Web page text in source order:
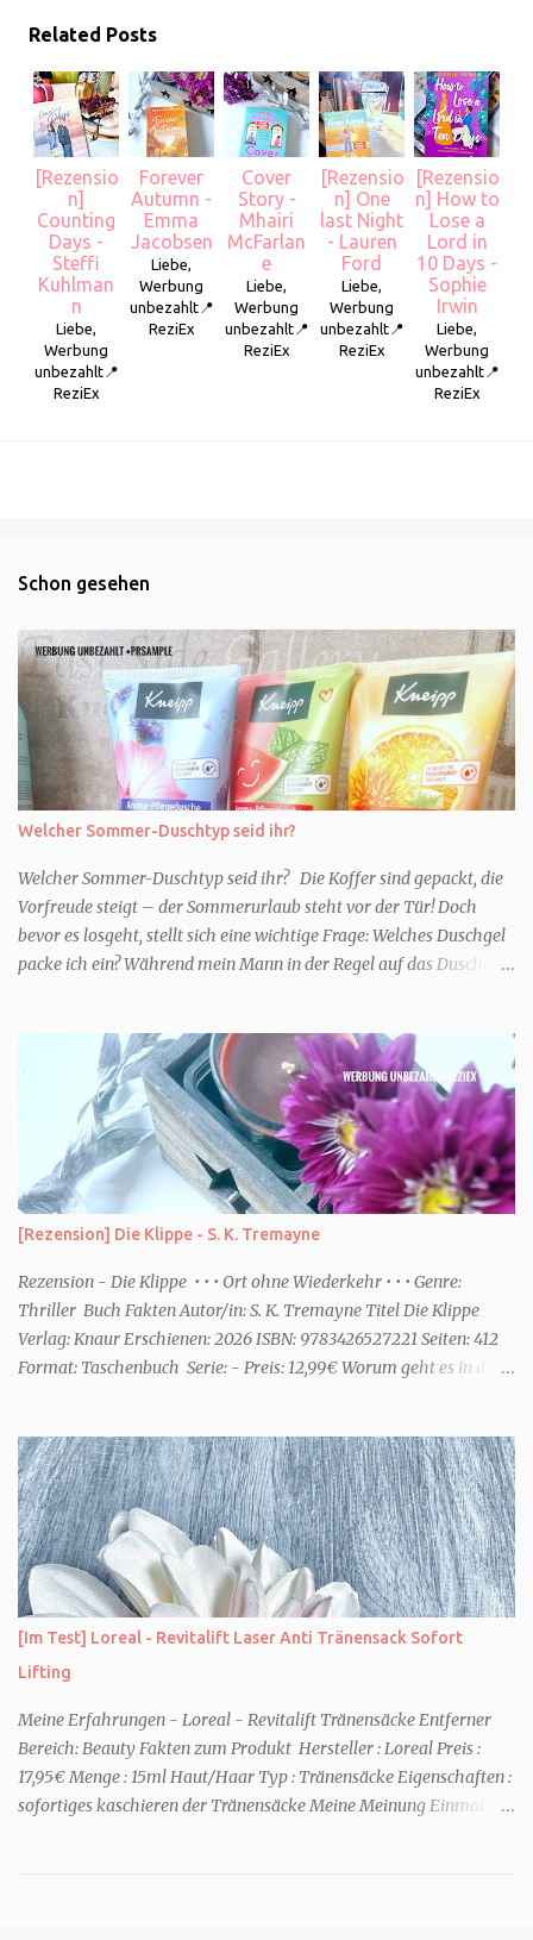
Related Posts
[Rezensio
n]
Counting
Days -
Steffi
Kuhlman
n
Liebe,
Werbung
unbezahlt📍
ReziEx
Forever
Autumn -
Emma
Jacobsen
Liebe,
Werbung
unbezahlt📍
ReziEx
Cover
Story -
Mhairi
McFarlan
e
Liebe,
Werbung
unbezahlt📍
ReziEx
[Rezensio
n] One
last Night
- Lauren
Ford
Liebe,
Werbung
unbezahlt📍
ReziEx
[Rezensio
n] How to
Lose a
Lord in
10 Days -
Sophie
Irwin
Liebe,
Werbung
unbezahlt📍
ReziEx
Schon gesehen
Welcher Sommer-Duschtyp seid ihr?
Welcher Sommer-Duschtyp seid ihr? Die Koffer sind gepackt, die
Vorfreude steigt – der Sommerurlaub steht vor der Tür! Doch
bevor es losgeht, stellt sich eine wichtige Frage: Welches Duschgel
packe ich ein? Während mein Mann in der Regel auf das Duschgel
Urlaub Entspannung und Wellness. Falls ihr ähnlich denkt, lasst
uns doch herausfinden, welcher Duschtyp ihr seid. TYP
GENIESSER Egal, ob Strand oder Städtetrip - für euch gehört
gutes Essen, ein guter Wein oder Cocktail, vielleicht ein gutes Buch
dazu. Ihr liebt es Sonnenuntergänge zu beobachten und genießt
einfach jeden Moment. Dann seid ihr wie ich der Typ Genießer.
Hier empfehle ich tatsächlich Düfte die zur Jahreszeit passen, weil
ihr dann bessere entspannen könnt. Zum Beispiel ein Duschgel mit
einem frisch-fruchtigen Duft, wie die Kneipp Aroma-Pflegedusche
“ Sommer Flirt ...
[Rezension] Die Klippe - S. K. Tremayne
Rezension - Die Klippe • • • Ort ohne Wiederkehr • • • Genre:
Thriller Buch Fakten Autor/in: S. K. Tremayne Titel Die Klippe
Verlag: Knaur Erschienen: 2026 ISBN: 9783426527221 Seiten: 412
Format: Taschenbuch Serie: - Preis: 12,99€ Worum geht es in dem
was wirklich passierte, denn beide Kinder beschuldigen sich
gegenseitig. Sie zieht in das Haus und muss schon bald erkennen,
dass viel mehr dahintersteckt. Meine Leseeindrücke Die Klippe -
ist ein Thriller, bei dem ich mich direkt fragte: Gehen den Verlagen
die Titel aus? Erst vor wenigen Wochen las ich einen anderen
Thriller mit dem gleichen Titel. Tatsächlich sind sie sehr
unterschiedlich, haben aber noch eine Gemeinsamkeit. Sie haben
mich leider nicht überzeu...
[Im Test] Loreal - Revitalift Laser Anti Tränensack Sofort
Lifting
Meine Erfahrungen - Loreal - Revitalift Tränensäcke Entferner
Bereich: Beauty Fakten zum Produkt Hersteller : Loreal Preis :
17,95€ Menge : 15ml Haut/Haar Typ : Tränensäcke Eigenschaften :
sofortiges kaschieren der Tränensäcke Meine Meinung Einmal